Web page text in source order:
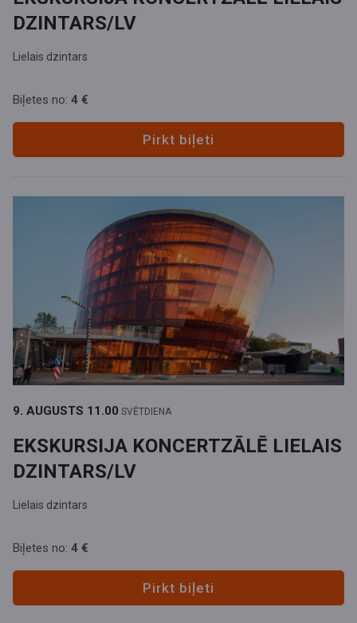
DZINTARS/LV
Lielais dzintars
Biļetes no: 4 €
Pirkt biļeti
9. AUGUSTS 11.00 SVĒTDIENA
EKSKURSIJA KONCERTZĀLĒ LIELAIS
DZINTARS/LV
Lielais dzintars
Biļetes no: 4 €
Pirkt biļeti